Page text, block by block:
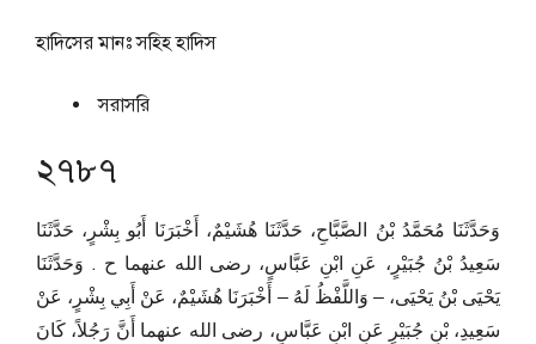
হাদিসের মানঃসহিহ হাদিস
সরাসরি
২৭৮৭
وَحَدَّثَنَا مُحَمَّدُ بْنُ الصَّبَّاحِ، حَدَّثَنَا هُشَيْمٌ، أَخْبَرَنَا أَبُو بِشْرٍ، حَدَّثَنَا
سَعِيدُ بْنُ جُبَيْرٍ، عَنِ ابْنِ عَبَّاسٍ، رضى الله عنهما ح . وَحَدَّثَنَا
يَحْيَى بْنُ يَحْيَى، – وَاللَّفْظُ لَهُ – أَخْبَرَنَا هُشَيْمٌ، عَنْ أَبِي بِشْرٍ، عَنْ
سَعِيدِ، بْنِ جُبَيْرٍ عَنِ ابْنِ عَبَّاسٍ، رضى الله عنهما أَنَّ رَجُلاً، كَانَ